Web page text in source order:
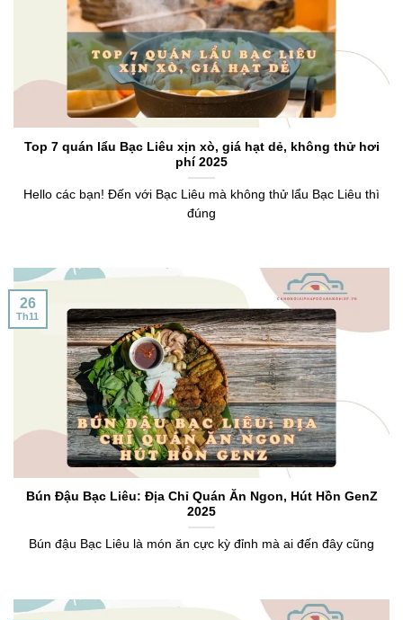
Top 7 quán lẩu Bạc Liêu xịn xò, giá hạt dẻ, không thử hơi
phí 2025
Hello các bạn! Đến với Bạc Liêu mà không thử lẩu Bạc Liêu thì
đúng
Bún Đậu Bạc Liêu: Địa Chỉ Quán Ăn Ngon, Hút Hồn GenZ
2025
Bún đậu Bạc Liêu là món ăn cực kỳ đỉnh mà ai đến đây cũng
26
Th11